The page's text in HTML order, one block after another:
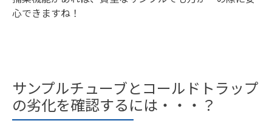
心できますね！
サンプルチューブとコールドトラップ
の劣化を確認するには・・・？